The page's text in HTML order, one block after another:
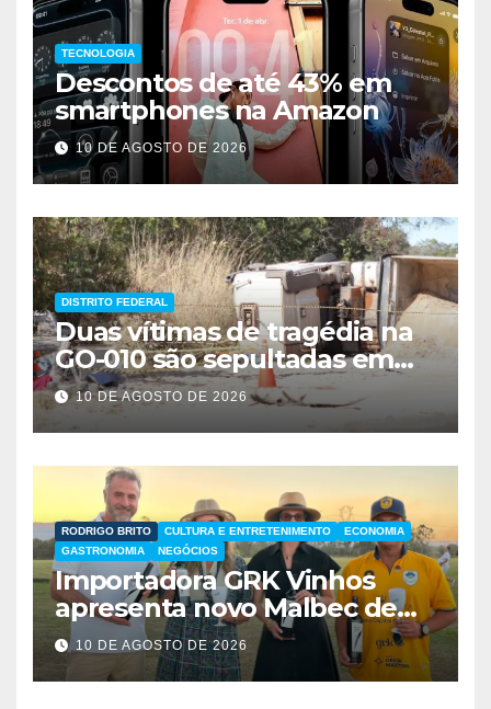
TECNOLOGIA
Descontos de até 43% em
smartphones na Amazon
10 DE AGOSTO DE 2026
DISTRITO FEDERAL
Duas vítimas de tragédia na
GO-010 são sepultadas em
Taguatinga
10 DE AGOSTO DE 2026
RODRIGO BRITO CULTURA E ENTRETENIMENTO
ECONOMIA
GASTRONOMIA
NEGÓCIOS
Importadora GRK Vinhos
apresenta novo Malbec de
Manuel Ferrer
10 DE AGOSTO DE 2026